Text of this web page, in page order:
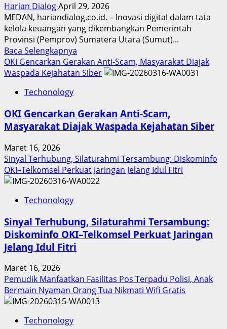
Harian DialogApril 29, 2026
MEDAN, hariandialog.co.id. – Inovasi digital dalam tata
kelola keuangan yang dikembangkan Pemerintah
Provinsi (Pemprov) Sumatera Utara (Sumut)...
Baca Selengkapnya
more
about
Sumut
Berbuah
Penghargaan
Nasional
OKI Gencarkan Gerakan Anti-Scam, Masyarakat Diajak
Waspada Kejahatan Siber
Techonology
OKI Gencarkan Gerakan Anti-Scam,
Masyarakat Diajak Waspada Kejahatan Siber
Maret 16, 2026
Sinyal Terhubung, Silaturahmi Tersambung: Diskominfo
OKI–Telkomsel Perkuat Jaringan Jelang Idul Fitri
Techonology
Sinyal Terhubung, Silaturahmi Tersambung:
Diskominfo OKI–Telkomsel Perkuat Jaringan
Jelang Idul Fitri
Maret 16, 2026
Pemudik Manfaatkan Fasilitas Pos Terpadu Polisi, Anak
Bermain Nyaman Orang Tua Nikmati Wifi Gratis
Techonology